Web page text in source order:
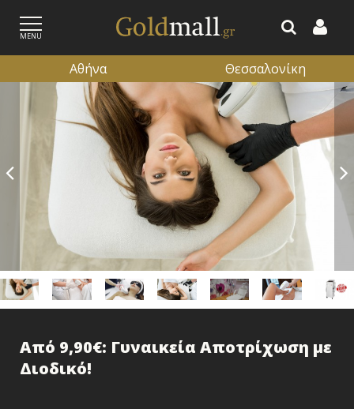
MENU
ΕΓΓΡΑΦΗ ΕΙΣΟΔΟΣ
Αθήνα Θεσσαλονίκη
Από 9,90€: Γυναικεία Αποτρίχωση με
Διοδικό!